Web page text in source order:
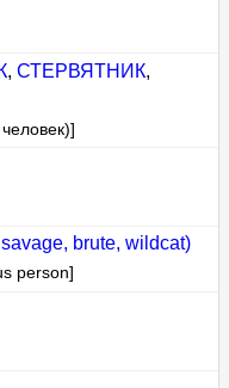
, СТЕРВЯТНИК,
brute, wildcat)
person]